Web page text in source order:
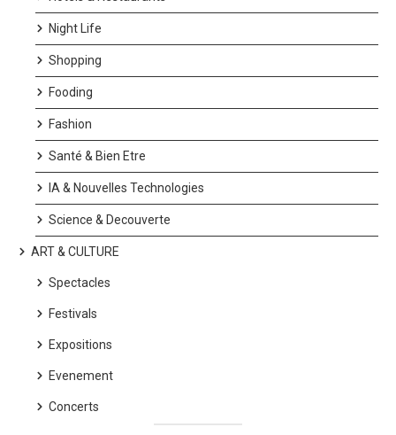
Night Life
Shopping
Fooding
Fashion
Santé & Bien Etre
IA & Nouvelles Technologies
Science & Decouverte
ART & CULTURE
Spectacles
Festivals
Expositions
Evenement
Concerts